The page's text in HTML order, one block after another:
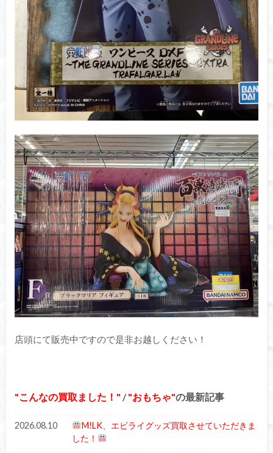
店頭にて販売中ですので是非お越しください！
こんなの買取ました！ / おもちゃ の最新記事
2026.08.10
M!LK、エビライグッズ買取させていただきま
した！